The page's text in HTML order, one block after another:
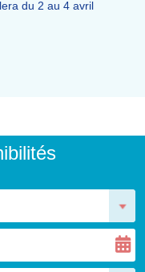
du 2 au 4 avril